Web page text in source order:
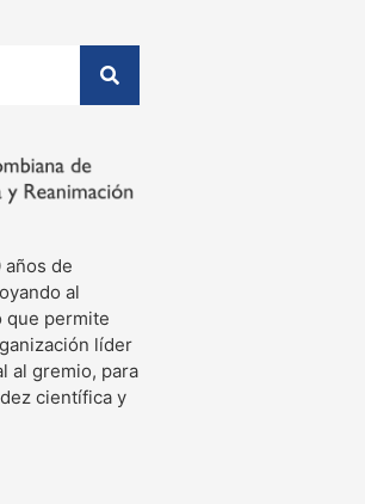
años de
al
que permite
líder
al gremio, para
científica y